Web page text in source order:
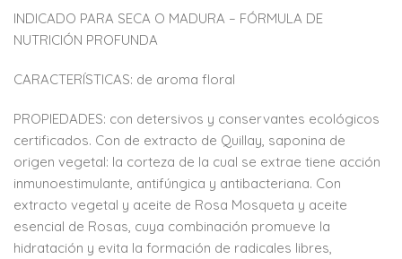
INDICADO PARA SECA O MADURA – FÓRMULA DE
NUTRICIÓN PROFUNDA
CARACTERÍSTICAS: de aroma floral
PROPIEDADES: con detersivos y conservantes ecológicos
certificados. Con de extracto de Quillay, saponina de
origen vegetal: la corteza de la cual se extrae tiene acción
inmunoestimulante, antifúngica y antibacteriana. Con
extracto vegetal y aceite de Rosa Mosqueta y aceite
esencial de Rosas, cuya combinación promueve la
hidratación y evita la formación de radicales libres,